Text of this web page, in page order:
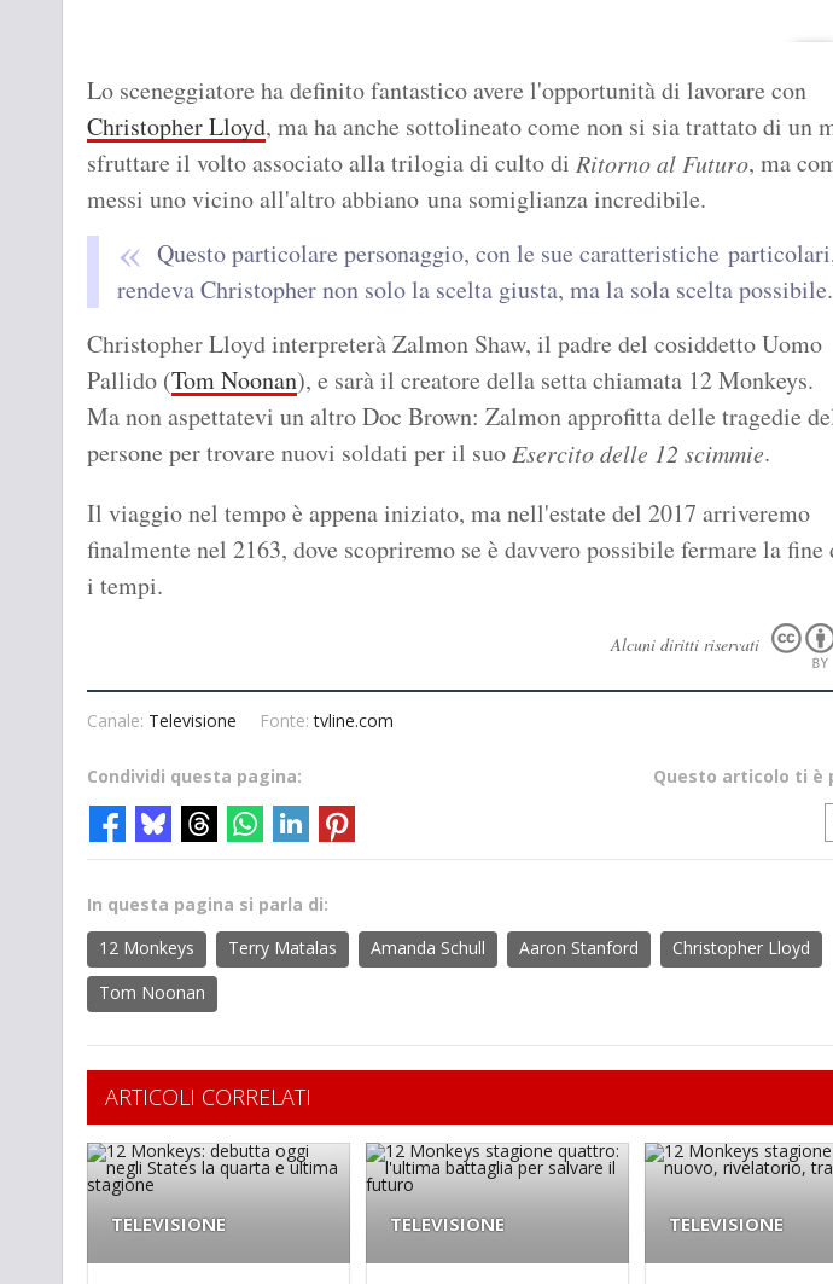
Lo sceneggiatore ha definito fantastico avere l'opportunità di lavorare con
Christopher Lloyd, ma ha anche sottolineato come non si sia trattato di un
sfruttare il volto associato alla trilogia di culto di Ritorno al Futuro, ma
messi uno vicino all'altro abbiano una somiglianza incredibile.
Questo particolare personaggio, con le sue caratteristiche
rendeva Christopher non solo la scelta giusta, ma la sola scelta possibile.
Christopher Lloyd interpreterà Zalmon Shaw, il padre del cosiddetto Uomo
Pallido (Tom Noonan), e sarà il creatore della setta chiamata 12 Monkeys.
Ma non aspettatevi un altro Doc Brown: Zalmon approfitta delle tragedie
persone per trovare nuovi soldati per il suoEsercito delle 12 scimmie.
Il viaggio nel tempo è appena iniziato, ma nell'estate del 2017 arriveremo
finalmente nel 2163, dove scopriremo se è davvero possibile fermare la
i tempi.
Alcuni diritti riservati
Canale: Televisione Fonte:tvline.com
Questo articolo ti è
Condividi questa pagina:
In questa pagina si parla di:
12 Monkeys
Terry Matalas Amanda Schull Aaron Stanford
Christopher Lloyd
Tom Noonan
ARTICOLI CORRELATI
TELEVISIONE TELEVISIONE TELEVISIONE